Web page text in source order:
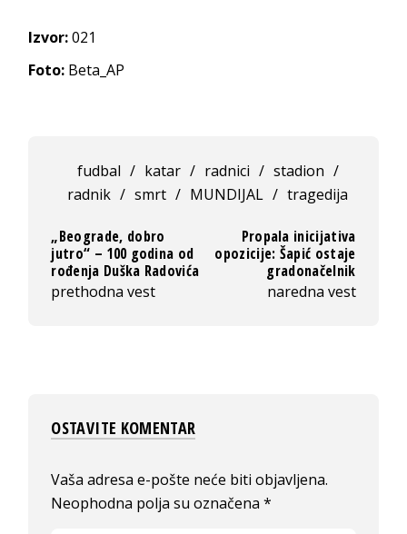
Izvor:021
Foto: Beta_AP
fudbal / katar / radnici / stadion /
radnik / smrt / MUNDIJAL / tragedija
„Beograde, dobro
jutro“ – 100 godina od
rođenja Duška Radovića
prethodna vest
Propala inicijativa
opozicije: Šapić ostaje
gradonačelnik
naredna vest
OSTAVITE KOMENTAR
Vaša adresa e-pošte neće biti objavljena.
Neophodna polja su označena*